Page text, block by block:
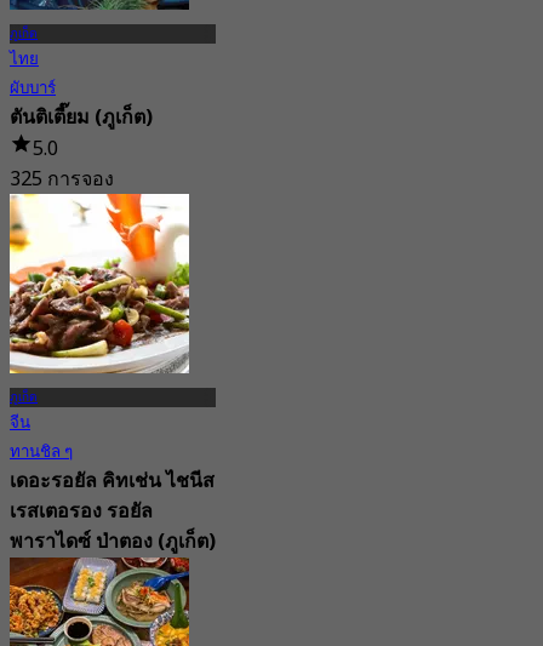
ภูเก็ต
ไทย
ผับบาร์
ตันติเตี๊ยม (ภูเก็ต)
5.0
325 การจอง
จาก
฿ 395
ภูเก็ต
จีน
ทานชิล ๆ
เดอะรอยัล คิทเช่น ไชนีส
เรสเตอรอง รอยัล
พาราไดซ์ ป่าตอง (ภูเก็ต)
New
4.1
จาก฿ 750